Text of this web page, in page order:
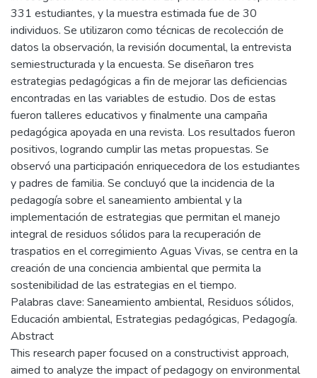
331 estudiantes, y la muestra estimada fue de 30
individuos. Se utilizaron como técnicas de recolección de
datos la observación, la revisión documental, la entrevista
semiestructurada y la encuesta. Se diseñaron tres
estrategias pedagógicas a fin de mejorar las deficiencias
encontradas en las variables de estudio. Dos de estas
fueron talleres educativos y finalmente una campaña
pedagógica apoyada en una revista. Los resultados fueron
positivos, logrando cumplir las metas propuestas. Se
observó una participación enriquecedora de los estudiantes
y padres de familia. Se concluyó que la incidencia de la
pedagogía sobre el saneamiento ambiental y la
implementación de estrategias que permitan el manejo
integral de residuos sólidos para la recuperación de
traspatios en el corregimiento Aguas Vivas, se centra en la
creación de una conciencia ambiental que permita la
sostenibilidad de las estrategias en el tiempo.
Palabras clave: Saneamiento ambiental, Residuos sólidos,
Educación ambiental, Estrategias pedagógicas, Pedagogía.
Abstract
This research paper focused on a constructivist approach,
aimed to analyze the impact of pedagogy on environmental